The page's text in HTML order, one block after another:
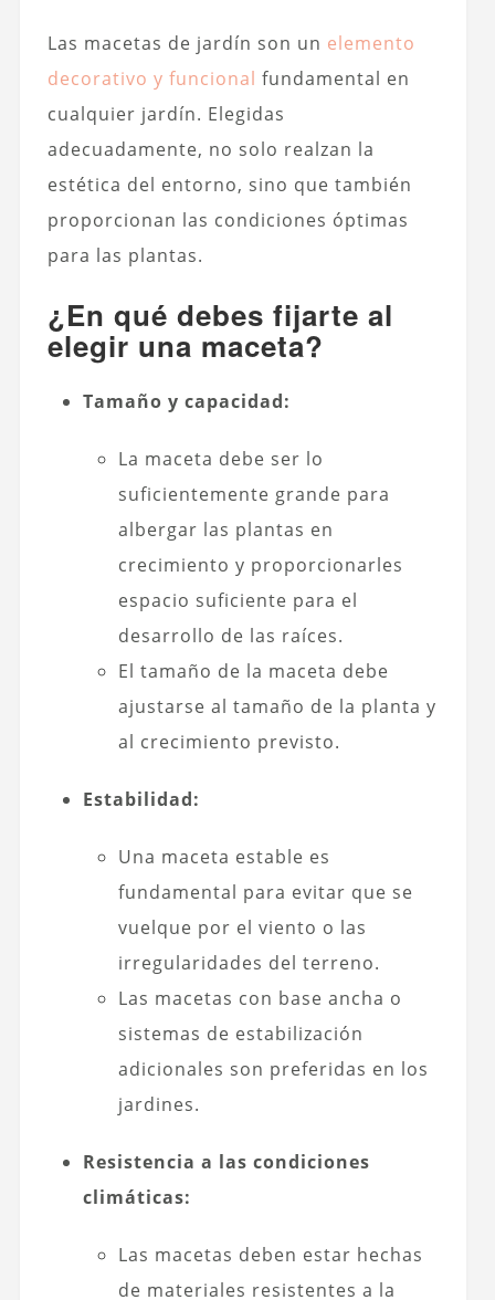
Las macetas de jardín son un elemento
decorativo y funcional fundamental en
cualquier jardín. Elegidas
adecuadamente, no solo realzan la
estética del entorno, sino que también
proporcionan las condiciones óptimas
para las plantas.
¿En qué debes fijarte al
elegir una maceta?
Tamaño y capacidad:
La maceta debe ser lo
suficientemente grande para
albergar las plantas en
crecimiento y proporcionarles
espacio suficiente para el
desarrollo de las raíces.
El tamaño de la maceta debe
ajustarse al tamaño de la planta y
al crecimiento previsto.
Estabilidad:
Una maceta estable es
fundamental para evitar que se
vuelque por el viento o las
irregularidades del terreno.
Las macetas con base ancha o
sistemas de estabilización
adicionales son preferidas en los
jardines.
Resistencia a las condiciones
climáticas:
Las macetas deben estar hechas
de materiales resistentes a la